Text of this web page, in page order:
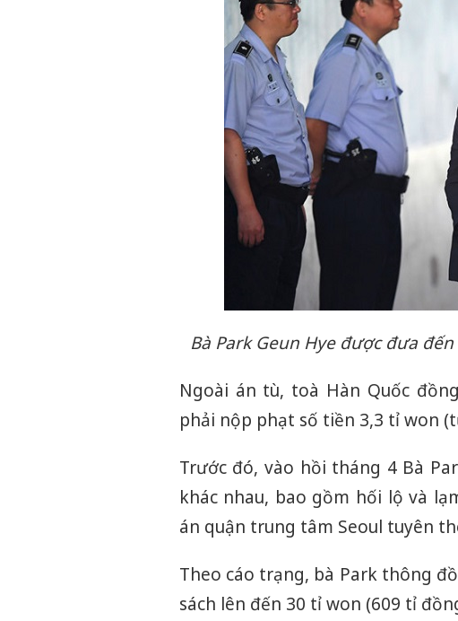
Bà Park Geun Hye được đưa
Ngoài án tù, toà Hàn Quốc
phải nộp phạt số tiền 3,3 tỉ won
Trước đó, vào hồi tháng 4 Bà
khác nhau, bao gồm hối lộ và
án quận trung tâm Seoul tuyên
Theo cáo trạng, bà Park thông
sách lên đến 30 tỉ won (609 tỉ